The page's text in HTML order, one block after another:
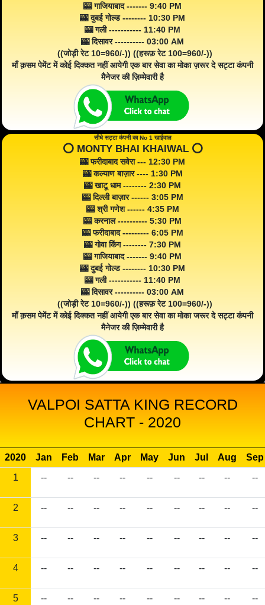
🎰 गाजियाबाद ------- 9:40 PM
🎰 दुबई गोल्ड -------- 10:30 PM
🎰 गली ----------- 11:40 PM
🎰 दिसावर ---------- 03:00 AM
((जोड़ी रेट 10=960/-)) ((हरूफ़ रेट 100=960/-))
माँ क़सम पेमेंट में कोई दिक्कत नहीं आयेगी एक बार सेवा का मोका ज़रूर दे सट्टा कंपनी
मैनेजर की ज़िम्मेवारी है
सीधे सट्टा कंपनी का No 1 खाईवाल
⭕️ MONTY BHAI KHAIWAL ⭕️
🎰 फरीदाबाद सवेरा --- 12:30 PM
🎰 कल्याण बाज़ार ---- 1:30 PM
🎰 खाटू धाम -------- 2:30 PM
🎰 दिल्ली बाज़ार ------ 3:05 PM
🎰 श्री गणेश ------ 4:35 PM
🎰 करनाल ---------- 5:30 PM
🎰 फरीदाबाद --------- 6:05 PM
🎰 गोवा किंग -------- 7:30 PM
🎰 गाजियाबाद ------- 9:40 PM
🎰 दुबई गोल्ड -------- 10:30 PM
🎰 गली ----------- 11:40 PM
🎰 दिसावर ---------- 03:00 AM
((जोड़ी रेट 10=960/-)) ((हरूफ़ रेट 100=960/-))
माँ क़सम पेमेंट में कोई दिक्कत नहीं आयेगी एक बार सेवा का मोका जरूर दे सट्टा कंपनी
मैनेजर की ज़िम्मेवारी है
VALPOI SATTA KING RECORD
CHART - 2020
2020 Jan Feb Mar Apr May Jun Jul Aug
Sep
1
-- -- -- -- -- -- -- -- --
2 -- -- -- -- -- -- -- -- --
3 -- -- -- -- -- -- -- -- --
4 -- -- -- -- -- -- -- -- --
5 -- -- -- -- -- -- -- -- --